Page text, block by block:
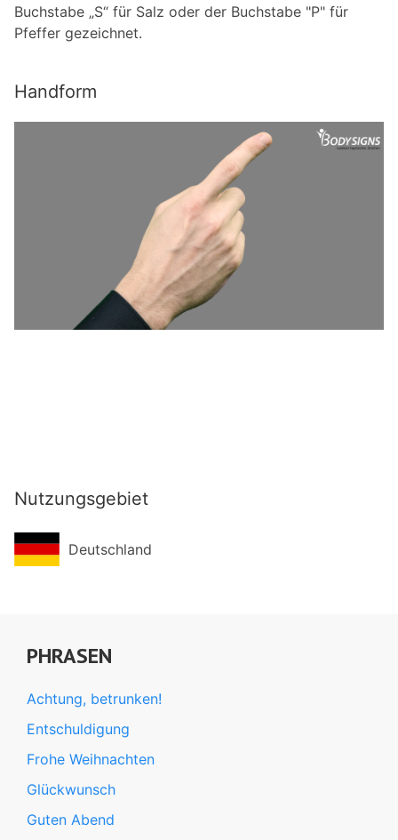
Buchstabe „S“ für Salz oder der Buchstabe "P" für
Pfeffer gezeichnet.
Handform
Nutzungsgebiet
Deutschland
PHRASEN
Achtung, betrunken!
Entschuldigung
Frohe Weihnachten
Glückwunsch
Guten Abend